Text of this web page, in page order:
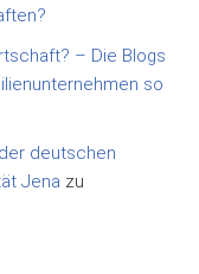
– Die Blogs
so
deutschen
Jena zu